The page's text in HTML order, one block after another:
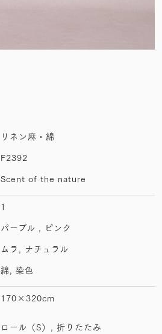
リネン麻・綿
F2392
Scent of the nature
1
パープル , ピンク
ムラ, ナチュラル
綿, 染色
170×320cm
ロール（S）, 折りたたみ